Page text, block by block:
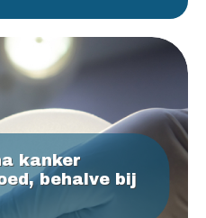
kanker
behalve bij